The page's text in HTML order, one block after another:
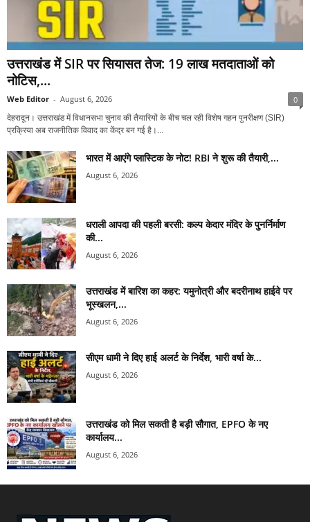
उत्तराखंड में SIR पर सियासत तेज: 19 लाख मतदाताओं को
नोटिस,...
Web Editor - August 6, 2026 0
देहरादून। उत्तराखंड में विधानसभा चुनाव की तैयारियों के बीच चल रही विशेष गहन पुनरीक्षण (SIR)
प्रक्रिया अब राजनीतिक विवाद का केंद्र बन गई है।...
भारत में आएंगे प्लास्टिक के नोट! RBI ने शुरू की तैयारी,...
August 6, 2026
धराली आपदा की पहली बरसी: कल्प केदार मंदिर के पुनर्निर्माण
की...
August 6, 2026
उत्तराखंड में बारिश का कहर: यमुनोत्री और बदरीनाथ हाईवे पर
भूस्खलन,...
August 6, 2026
सीएम धामी ने दिए हाई अलर्ट के निर्देश, भारी वर्षा के...
August 6, 2026
उत्तराखंड को मिल सकती है बड़ी सौगात, EPFO के नए
कार्यालय...
August 6, 2026